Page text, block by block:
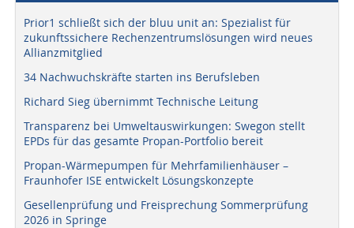
Prior1 schließt sich der bluu unit an: Spezialist für
zukunftssichere Rechenzentrumslösungen wird neues
Allianzmitglied
34 Nachwuchskräfte starten ins Berufsleben
Richard Sieg übernimmt Technische Leitung
Transparenz bei Umweltauswirkungen: Swegon stellt
EPDs für das gesamte Propan-Portfolio bereit
Propan-Wärmepumpen für Mehrfamilienhäuser –
Fraunhofer ISE entwickelt Lösungskonzepte
Gesellenprüfung und Freisprechung Sommerprüfung
2026 in Springe